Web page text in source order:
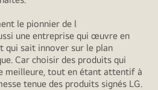
le pionnier de l
une entreprise qui œuvre en
qui sait innover sur le plan
Car choisir des produits qui
meilleure, tout en étant attentif à
tenue des produits signés LG.